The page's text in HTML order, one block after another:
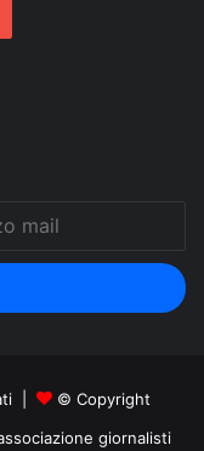
|
© Copyright
giornalisti